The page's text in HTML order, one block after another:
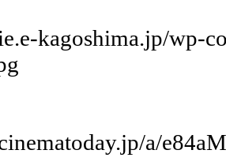
kagoshima.jp/wp-
a/